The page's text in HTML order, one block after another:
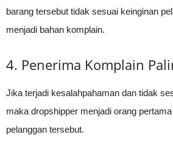
barang tersebut tidak sesuai keinginan
menjadi bahan komplain.
4. Penerima Komplain
Jika terjadi kesalahpahaman dan tidak
maka dropshipper menjadi orang
pelanggan tersebut.